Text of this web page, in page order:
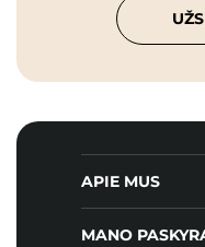
APIE MUS
MANO